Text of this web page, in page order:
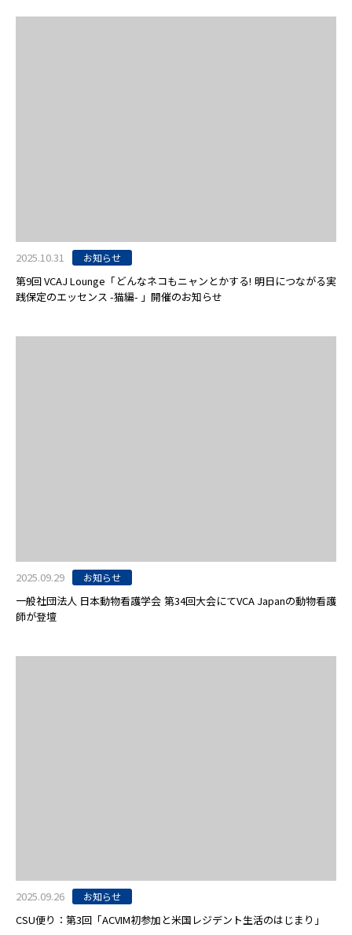
2025.10.31 お知らせ
第9回 VCAJ Lounge「どんなネコもニャンとかする! 明日につながる実
践保定のエッセンス -猫編- 」開催のお知らせ
2025.09.29 お知らせ
一般社団法人 日本動物看護学会 第34回大会にてVCA Japanの動物看護
師が登壇
2025.09.26 お知らせ
CSU便り：第3回「ACVIM初参加と米国レジデント生活のはじまり」